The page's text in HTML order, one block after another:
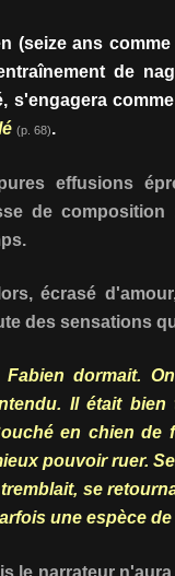
(seize ans
de
s'engagera
(p. 68).
effusions
de
écrasé
des sensations
Fabien dormait.
Il était
en chien de
pouvoir ruer.
se
une espèce
le narrateur